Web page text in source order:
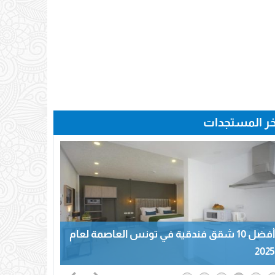
المستجدات
أفضل 10 شقق فندقية في تونس العاصمة لعام
2025